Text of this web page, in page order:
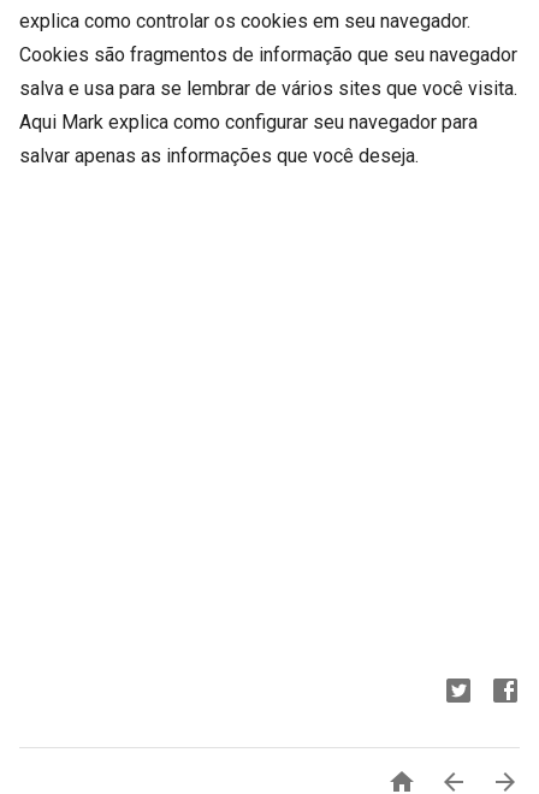
explica como controlar os cookies em seu navegador.
Cookies são fragmentos de informação que seu navegador
salva e usa para se lembrar de vários sites que você visita.
Aqui Mark explica como configurar seu navegador para
salvar apenas as informações que você deseja.
  